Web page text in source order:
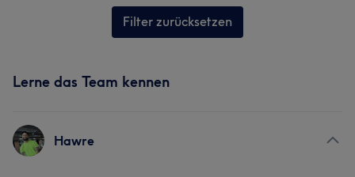
Filter zurücksetzen
Lerne das Team kennen
Hawre